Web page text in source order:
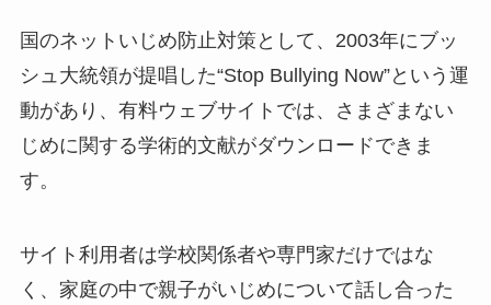
国のネットいじめ防止対策として、2003年にブッ
シュ大統領が提唱した“Stop Bullying Now”という運
動があり、有料ウェブサイトでは、さまざまない
じめに関する学術的文献がダウンロードできま
す。
サイト利用者は学校関係者や専門家だけではな
く、家庭の中で親子がいじめについて話し合った